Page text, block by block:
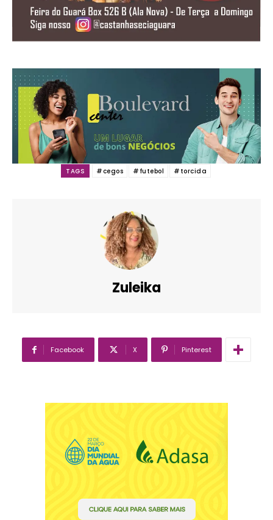
TAGS #cegos #futebol #torcida
Zuleika
Facebook X Pinterest